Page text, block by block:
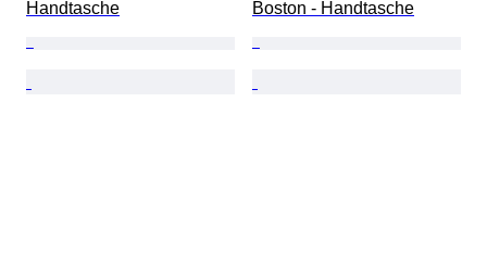
Handtasche
Boston - Handtasche